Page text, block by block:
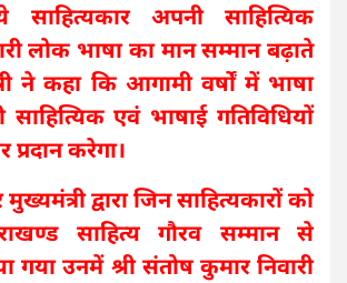
साहित्यकार अपनी साहित्यिक
लोक भाषा का मान सम्मान बढ़ाते
ने कहा कि आगामी वर्षों में भाषा
एवं भाषाई गतिविधियों
प्रदान करेगा।
द्वारा जिन साहित्यकारों को
साहित्य गौरव सम्मान से
गया उनमें श्री संतोष कुमार निवारी